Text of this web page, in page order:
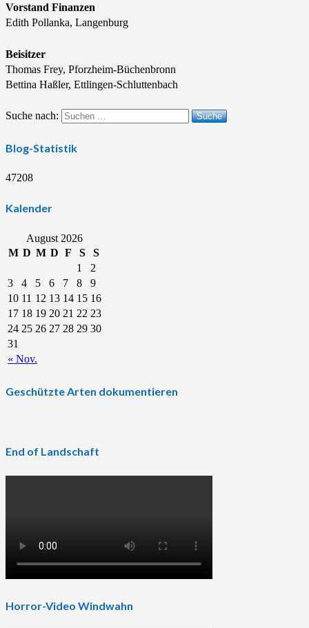
Vorstand Finanzen
Edith Pollanka, Langenburg
Beisitzer
Thomas Frey, Pforzheim-Büchenbronn
Bettina Haßler, Ettlingen-Schluttenbach
Suche nach: Suche
Blog-Statistik
47208
Kalender
August 2026
M D M D F S S
« Nov.
1
2
3
4 5 6 7 8
9
10 11 12 13 14 15 16
17 18 19 20 21 22 23
24 25 26 27 28 29 30
31
Geschützte Arten dokumentieren
End of Landschaft
Horror-Video Windwahn